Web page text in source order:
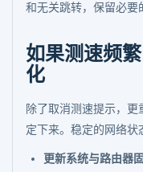
和无关跳转，保留必要
如果测速频
化
除了取消测速提示，
定下来。稳定的网络状
更新系统与路由器